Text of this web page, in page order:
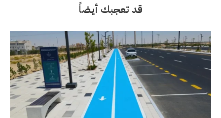
قد تعجبك أيضاً